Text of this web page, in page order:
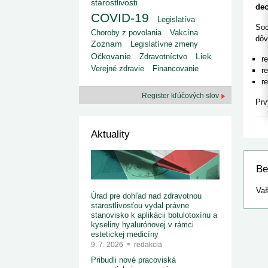
Ministerstvo zdravotníctva zverejnilo aktualizovaný
zoznam kategori...
29. 6. 2026
redakcia
Rezort zdravotníctva zverejnil zoznam
kategorizovaných špeciálnych ...
29. 6. 2026
redakcia
starostlivosti v centrách z...
redakcia
Od 1. augusta 2026 sa
implementáciu nových
knižke
starostlivosti
COVID-19
Legislatíva
Choroby z povolania
Vakcína
Zoznam
Legislatívne zmeny
Očkovanie
Zdravotníctvo Liek
Verejné zdravie Financovanie
Register kľúčových slov
Aktuality
Úrad pre dohľad nad zdravotnou
starostlivosťou vydal právne
stanovisko k aplikácii botulotoxínu a
kyseliny hyalurónovej v rámci
estetickej medicíny
9. 7. 2026 redakcia
Pribudli nové pracoviská